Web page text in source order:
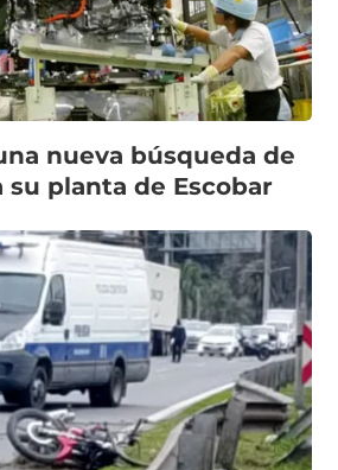
nueva búsqueda de
su planta de Escobar